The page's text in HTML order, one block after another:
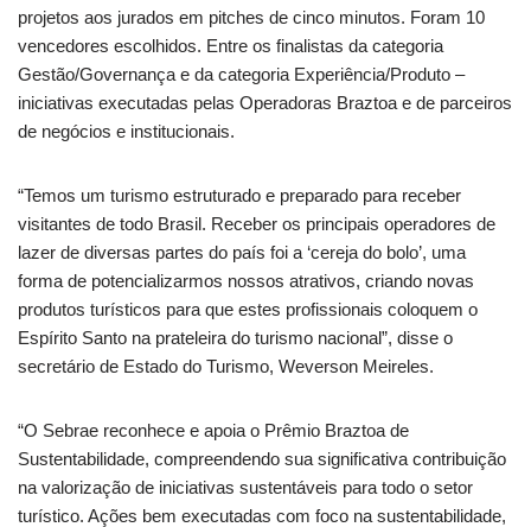
projetos aos jurados em pitches de cinco minutos. Foram 10
vencedores escolhidos. Entre os finalistas da categoria
Gestão/Governança e da categoria Experiência/Produto –
iniciativas executadas pelas Operadoras Braztoa e de parceiros
de negócios e institucionais.
“Temos um turismo estruturado e preparado para receber
visitantes de todo Brasil. Receber os principais operadores de
lazer de diversas partes do país foi a ‘cereja do bolo’, uma
forma de potencializarmos nossos atrativos, criando novas
produtos turísticos para que estes profissionais coloquem o
Espírito Santo na prateleira do turismo nacional”, disse o
secretário de Estado do Turismo, Weverson Meireles.
“O Sebrae reconhece e apoia o Prêmio Braztoa de
Sustentabilidade, compreendendo sua significativa contribuição
na valorização de iniciativas sustentáveis para todo o setor
turístico. Ações bem executadas com foco na sustentabilidade,